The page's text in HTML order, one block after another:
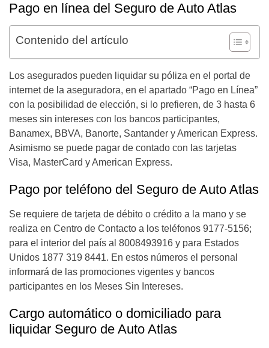
Pago en línea del Seguro de Auto Atlas
Contenido del artículo
Los asegurados pueden liquidar su póliza en el portal de
internet de la aseguradora, en el apartado “Pago en Línea”
con la posibilidad de elección, si lo prefieren, de 3 hasta 6
meses sin intereses con los bancos participantes,
Banamex, BBVA, Banorte, Santander y American Express.
Asimismo se puede pagar de contado con las tarjetas
Visa, MasterCard y American Express.
Pago por teléfono del Seguro de Auto Atlas
Se requiere de tarjeta de débito o crédito a la mano y se
realiza en Centro de Contacto a los teléfonos 9177-5156;
para el interior del país al 8008493916 y para Estados
Unidos 1877 319 8441. En estos números el personal
informará de las promociones vigentes y bancos
participantes en los Meses Sin Intereses.
Cargo automático o domiciliado para
liquidar Seguro de Auto Atlas